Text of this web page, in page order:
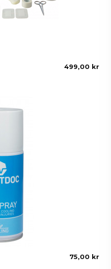
499,00 kr
75,00 kr